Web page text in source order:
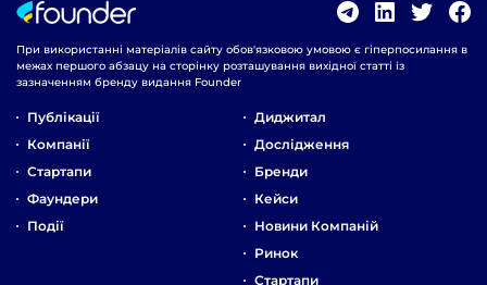
При використанні матеріалів сайту обов'язковою умовою є гіперпосилання в
межах першого абзацу на сторінку розташування вихідної статті із
зазначенням бренду видання Founder
Публікації
Компанії
Стартапи
Фаундери
Події
Диджитал
Дослідження
Бренди
Кейси
Новини Компаній
Ринок
Стартапи